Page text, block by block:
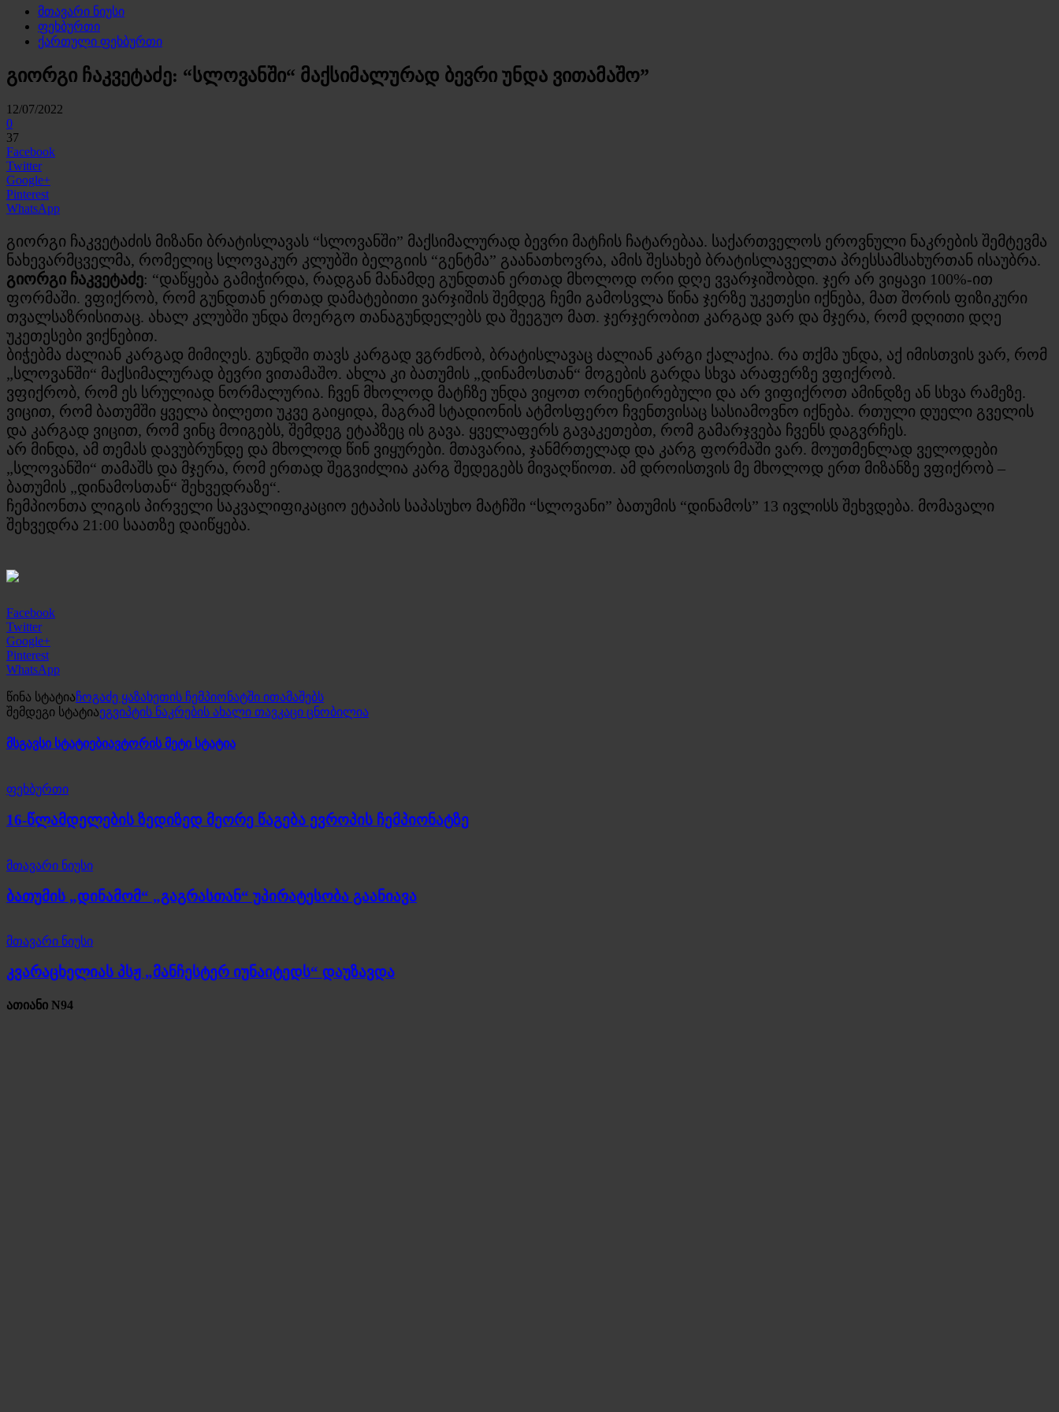
მთავარი ნიუსი
ფეხბურთი
ქართული ფეხბურთი
გიორგი ჩაკვეტაძე: “სლოვანში“ მაქსიმალურად ბევრი უნდა ვითამაშო”
12/07/2022
0
37
Facebook
Twitter
Google+
Pinterest
WhatsApp
გიორგი ჩაკვეტაძის მიზანი ბრატისლავას “სლოვანში” მაქსიმალურად ბევრი მატჩის ჩატარებაა. საქართველოს ეროვნული ნაკრების შემტევმა
ნახევარმცველმა, რომელიც სლოვაკურ კლუბში ბელგიის “გენტმა” გაანათხოვრა, ამის შესახებ ბრატისლაველთა პრესსამსახურთან ისაუბრა.
გიორგი ჩაკვეტაძე: “დაწყება გამიჭირდა, რადგან მანამდე გუნდთან ერთად მხოლოდ ორი დღე ვვარჯიშობდი. ჯერ არ ვიყავი 100%-ით
ფორმაში. ვფიქრობ, რომ გუნდთან ერთად დამატებითი ვარჯიშის შემდეგ ჩემი გამოსვლა წინა ჯერზე უკეთესი იქნება, მათ შორის ფიზიკური
თვალსაზრისითაც. ახალ კლუბში უნდა მოერგო თანაგუნდელებს და შეეგუო მათ. ჯერჯერობით კარგად ვარ და მჯერა, რომ დღითი დღე
უკეთესები ვიქნებით.
ბიჭებმა ძალიან კარგად მიმიღეს. გუნდში თავს კარგად ვგრძნობ, ბრატისლავაც ძალიან კარგი ქალაქია. რა თქმა უნდა, აქ იმისთვის ვარ, რომ
„სლოვანში“ მაქსიმალურად ბევრი ვითამაშო. ახლა კი ბათუმის „დინამოსთან“ მოგების გარდა სხვა არაფერზე ვფიქრობ.
ვფიქრობ, რომ ეს სრულიად ნორმალურია. ჩვენ მხოლოდ მატჩზე უნდა ვიყოთ ორიენტირებული და არ ვიფიქროთ ამინდზე ან სხვა რამეზე.
ვიცით, რომ ბათუმში ყველა ბილეთი უკვე გაიყიდა, მაგრამ სტადიონის ატმოსფერო ჩვენთვისაც სასიამოვნო იქნება. რთული დუელი გველის
და კარგად ვიცით, რომ ვინც მოიგებს, შემდეგ ეტაპზეც ის გავა. ყველაფერს გავაკეთებთ, რომ გამარჯვება ჩვენს დაგვრჩეს.
არ მინდა, ამ თემას დავუბრუნდე და მხოლოდ წინ ვიყურები. მთავარია, ჯანმრთელად და კარგ ფორმაში ვარ. მოუთმენლად ველოდები
„სლოვანში“ თამაშს და მჯერა, რომ ერთად შეგვიძლია კარგ შედეგებს მივაღწიოთ. ამ დროისთვის მე მხოლოდ ერთ მიზანზე ვფიქრობ –
ბათუმის „დინამოსთან“ შეხვედრაზე“.
ჩემპიონთა ლიგის პირველი საკვალიფიკაციო ეტაპის საპასუხო მატჩში “სლოვანი” ბათუმის “დინამოს” 13 ივლისს შეხვდება. მომავალი
შეხვედრა 21:00 საათზე დაიწყება.
Facebook
Twitter
Google+
Pinterest
WhatsApp
წინა სტატიაჩოგაძე ყაზახეთის ჩემპიონატში ითამაშებს
შემდეგი სტატიაეგვიპტის ნაკრების ახალი თავკაცი ცნობილია
მსგავსი სტატიებიავტორის მეტი სტატია
ფეხბურთი
16-წლამდელების ზედიზედ მეორე წაგება ევროპის ჩემპიონატზე
მთავარი ნიუსი
ბათუმის „დინამომ“ „გაგრასთან“ უპირატესობა გაანიავა
მთავარი ნიუსი
კვარაცხელიას პსჟ „მანჩესტერ იუნაიტედს“ დაუზავდა
ათიანი N94